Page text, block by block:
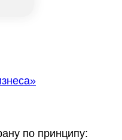
по принципу: